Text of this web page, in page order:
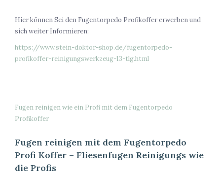
Hier können Sei den Fugentorpedo Profikoffer erwerben und
sich weiter Informieren:
https://www.stein-doktor-shop.de/fugentorpedo-
profikoffer-reinigungswerkzeug-13-tlg.html
Fugen reinigen wie ein Profi mit dem Fugentorpedo
Profikoffer
Fugen reinigen mit dem Fugentorpedo
Profi Koffer – Fliesenfugen Reinigungs wie
die Profis